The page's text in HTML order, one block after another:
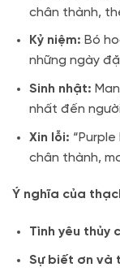
chân thành,
Kỷ niệm: Bó
những ngày
Sinh nhật:
nhất đến
Xin lỗi:
chân thành,
Ý nghĩa của
Tình yêu thủy
Sự biết ơn và